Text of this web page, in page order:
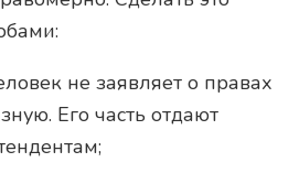
не заявляет о правах
Его часть отдают